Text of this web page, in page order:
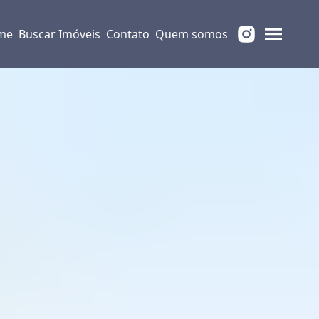
Buscar Imóveis Contato Quem somos